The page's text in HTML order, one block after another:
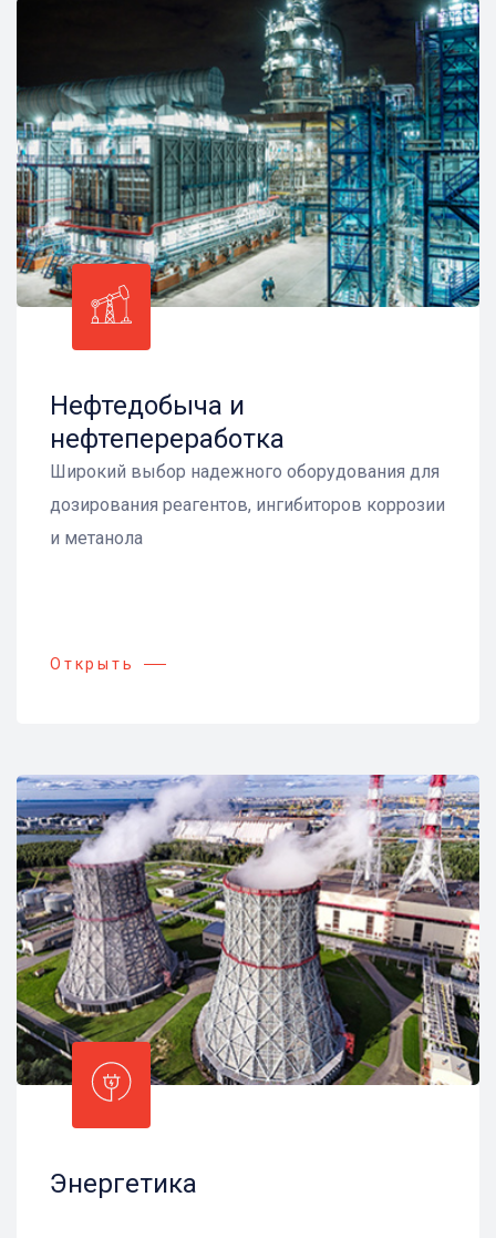
Нефтедобыча и
нефтепереработка
Широкий выбор надежного оборудования для
дозирования реагентов, ингибиторов коррозии
и метанола
Открыть
Энергетика